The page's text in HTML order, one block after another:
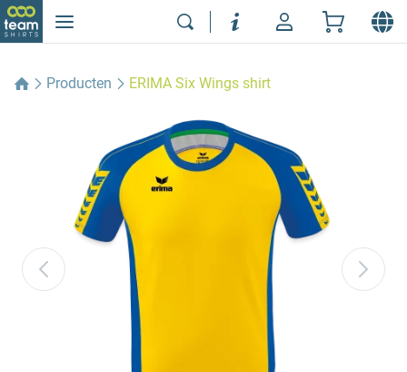
Producten ERIMA Six Wings shirt